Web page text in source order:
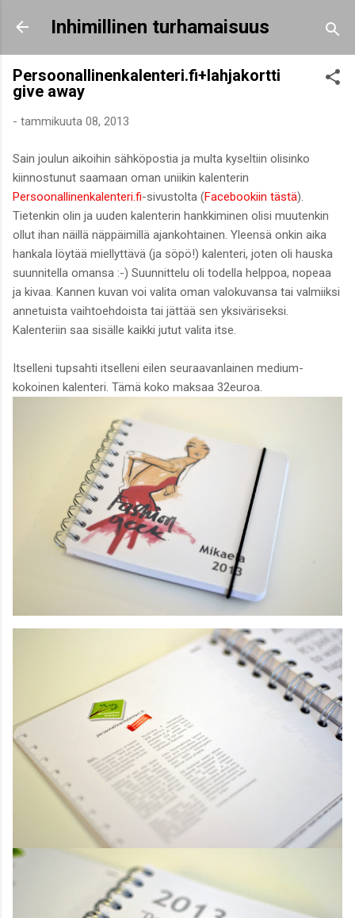
Siirry pääsisältöön
Inhimillinen turhamaisuus
Persoonallinenkalenteri.fi+lahjakortti
give away
- tammikuuta 08, 2013
Sain joulun aikoihin sähköpostia ja multa kyseltiin olisinko
kiinnostunut saamaan oman uniikin kalenterin
Persoonallinenkalenteri.fi-sivustolta (Facebookiin tästä).
Tietenkin olin ja uuden kalenterin hankkiminen olisi muutenkin
ollut ihan näillä näppäimillä ajankohtainen. Yleensä onkin aika
hankala löytää miellyttävä (ja söpö!) kalenteri, joten oli hauska
suunnitella omansa :-) Suunnittelu oli todella helppoa, nopeaa
ja kivaa. Kannen kuvan voi valita oman valokuvansa tai valmiiksi
annetuista vaihtoehdoista tai jättää sen yksiväriseksi.
Kalenteriin saa sisälle kaikki jutut valita itse.
Itselleni tupsahti itselleni eilen seuraavanlainen medium-
kokoinen kalenteri. Tämä koko maksaa 32euroa.